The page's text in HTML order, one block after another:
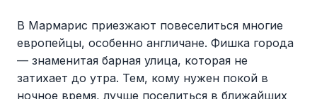
В Мармарис приезжают повеселиться многие
европейцы, особенно англичане. Фишка города
— знаменитая барная улица, которая не
затихает до утра. Тем, кому нужен покой в
ночное время, лучше поселиться в ближайших